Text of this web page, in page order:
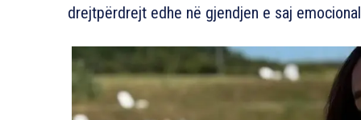
drejtpërdrejt edhe në gjendjen e saj